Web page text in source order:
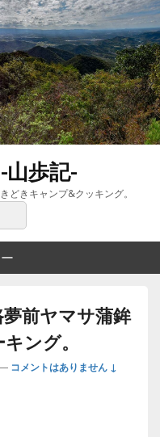
山歩記-
どきキャンプ&クッキング。
夢前ヤマサ蒲鉾
ング。
コメントはありません ↓